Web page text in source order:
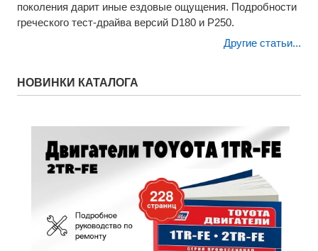
поколения дарит иные ездовые ощущения. Подробности
греческого тест-драйва версий D180 и P250.
Другие статьи...
НОВИНКИ КАТАЛОГА